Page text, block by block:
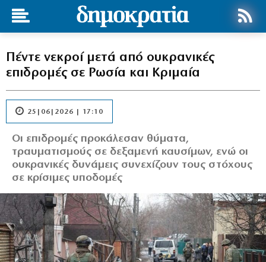
Πέντε νεκροί μετά από ουκρανικές
επιδρομές σε Ρωσία και Κριμαία
25|06|2026 | 17:10
Οι επιδρομές προκάλεσαν θύματα,
τραυματισμούς σε δεξαμενή καυσίμων, ενώ οι
ουκρανικές δυνάμεις συνεχίζουν τους στόχους
σε κρίσιμες υποδομές